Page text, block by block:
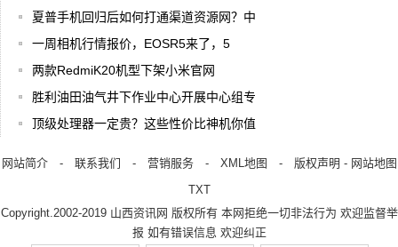
夏普手机回归后如何打通渠道资源网？中
一周相机行情报价，EOSR5来了，5
两款RedmiK20机型下架小米官网
胜利油田油气井下作业中心开展中心组专
顶级处理器一定贵？这些性价比神机你值
网站简介- 联系我们 - 营销服务- XML地图 - 版权声明 - 网站地图
TXT
Copyright.2002-2019 山西资讯网 版权所有 本网拒绝一切非法行为 欢迎监督举
报 如有错误信息 欢迎纠正